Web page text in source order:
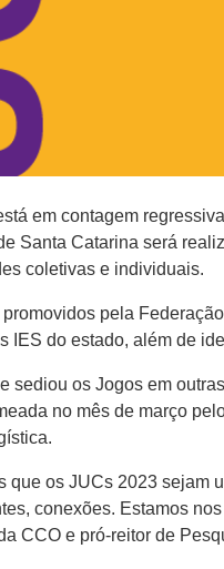
em contagem
Santa Catarina será
coletivas e individuais.
pela
IES do estado, além de
sediou os Jogos em
no mês de março
os JUCs 2023 sejam
conexões. Estamos
CCO e pró-reitor de